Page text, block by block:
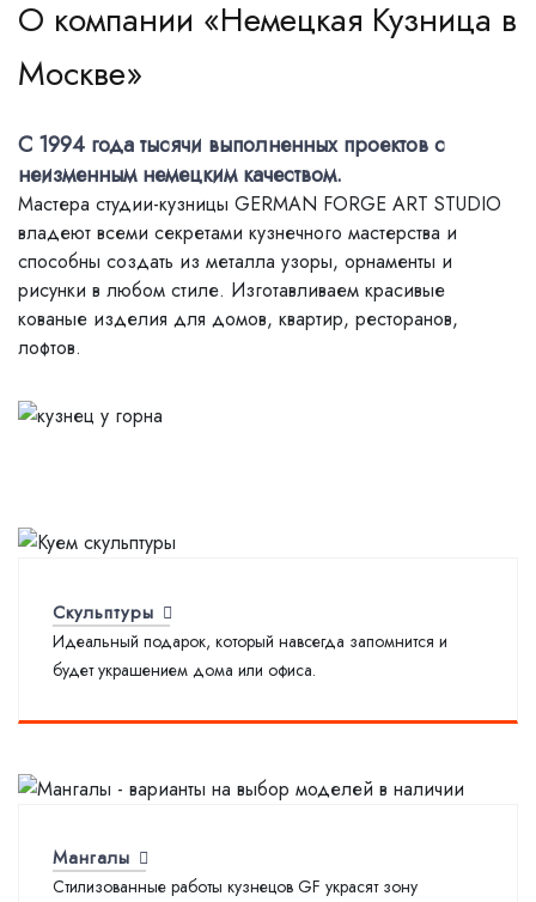
Скульптуры
Идеальный подарок, который навсегда запомнится и
будет украшением дома или офиса.
Мангалы
Стилизованные работы кузнецов GF украсят зону
О компании «Немецкая Кузница в
Москве»
С 1994 года тысячи выполненных проектов с
неизменным немецким качеством.
Мастера студии-кузницы GERMAN FORGE ART STUDIO
владеют всеми секретами кузнечного мастерства и
способны создать из металла узоры, орнаменты и
рисунки в любом стиле. Изготавливаем красивые
кованые изделия для домов, квартир, ресторанов,
лофтов.